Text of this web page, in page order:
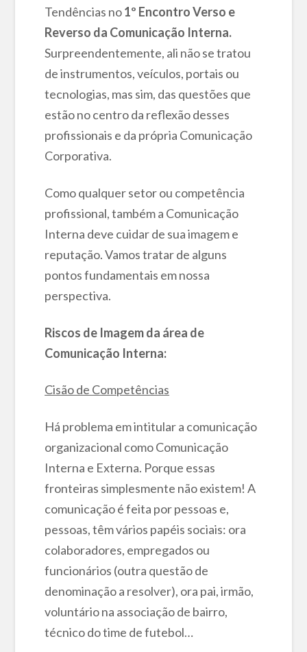
Tendências no1º Encontro Verso e
Reverso da Comunicação Interna.
Surpreendentemente, ali não se tratou
de instrumentos, veículos, portais ou
tecnologias, mas sim, das questões que
estão no centro da reflexão desses
profissionais e da própria Comunicação
Corporativa.
Como qualquer setor ou competência
profissional, também a Comunicação
Interna deve cuidar de sua imagem e
reputação. Vamos tratar de alguns
pontos fundamentais em nossa
perspectiva.
Riscos de Imagem da área de
Comunicação Interna:
Cisão de Competências
Há problema em intitular a comunicação
organizacional como Comunicação
Interna e Externa. Porque essas
fronteiras simplesmente não existem! A
comunicação é feita por pessoas e,
pessoas, têm vários papéis sociais: ora
colaboradores, empregados ou
funcionários (outra questão de
denominação a resolver), ora pai, irmão,
voluntário na associação de bairro,
técnico do time de futebol…